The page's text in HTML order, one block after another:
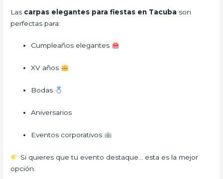
Las carpas elegantes para fiestas en Tacuba son
perfectas para:
Cumpleaños elegantes
XV años
Bodas
Aniversarios
Eventos corporativos
Si quieres que tu evento destaque… esta es la mejor
opción.